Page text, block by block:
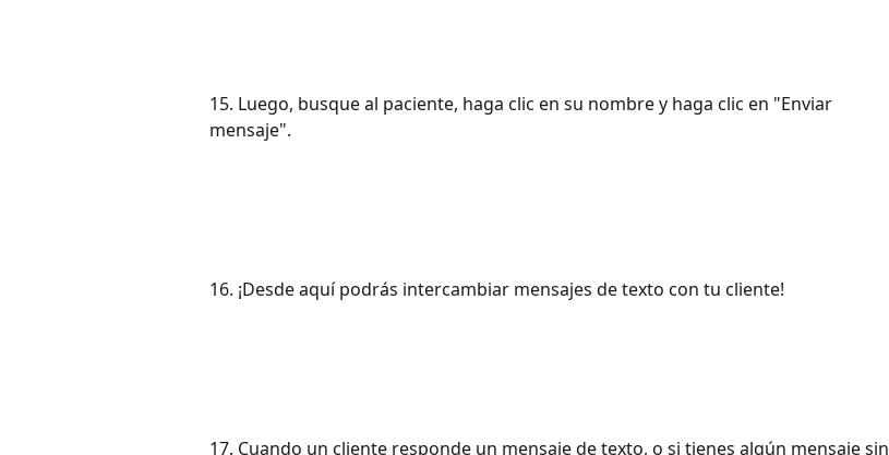
15. Luego, busque al paciente, haga clic en su nombre y haga clic en "Enviar
mensaje".
16. ¡Desde aquí podrás intercambiar mensajes de texto con tu cliente!
17. Cuando un cliente responde un mensaje de texto, o si tienes algún mensaje sin